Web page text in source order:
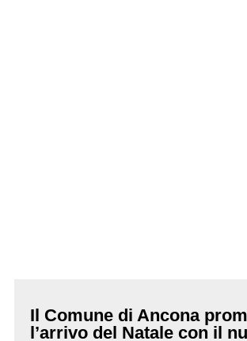
Il Comune di Ancona
l’arrivo del Natale con il